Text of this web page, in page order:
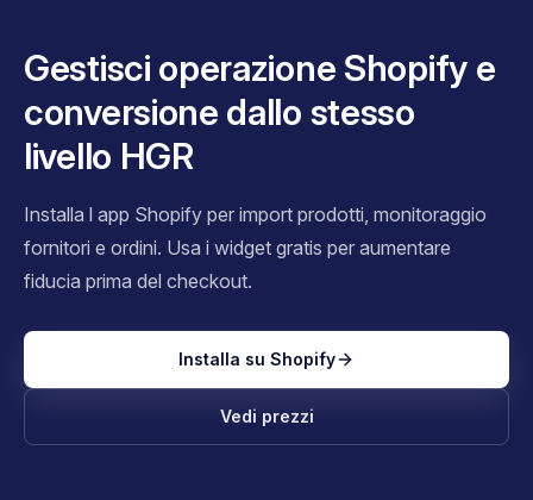
Gestisci operazione Shopify e
conversione dallo stesso
livello HGR
Installa l app Shopify per import prodotti, monitoraggio
fornitori e ordini. Usa i widget gratis per aumentare
fiducia prima del checkout.
Installa su Shopify
Vedi prezzi